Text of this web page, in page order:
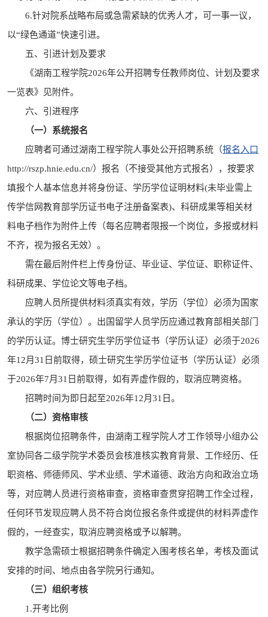
6.针对院系战略布局或急需紧缺的优秀人才，可一事一议，
以“绿色通道”快速引进。
五、引进计划及要求
《湖南工程学院2026年公开招聘专任教师岗位、计划及要求
一览表》见附件。
六、引进程序
（一）系统报名
应聘者可通过湖南工程学院人事处公开招聘系统（报名入口
http://rszp.hnie.edu.cn/）报名（不接受其他方式报名），按要求
填报个人基本信息并将身份证、学历学位证明材料(未毕业需上
传学信网教育部学历证书电子注册备案表)、科研成果等相关材
料电子档作为附件上传（每名应聘者限报一个岗位，多报或材料
不齐，视为报名无效）。
需在最后附件栏上传身份证、毕业证、学位证、职称证件、
科研成果、学位论文等电子档。
应聘人员所提供材料须真实有效，学历（学位）必须为国家
承认的学历（学位）。出国留学人员学历应通过教育部相关部门
的学历认证。博士研究生学历学位证书（学历认证）必须于2026
年12月31日前取得，硕士研究生学历学位证书（学历认证）必须
于2026年7月31日前取得，如有弄虚作假的，取消应聘资格。
招聘时间为即日起至2026年12月31日。
（二）资格审核
根据岗位招聘条件，由湖南工程学院人才工作领导小组办公
室协同各二级学院学术委员会核准核实教育背景、工作经历、任
职资格、师德师风、学术业绩、学术道德、政治方向和政治立场
等，对应聘人员进行资格审查，资格审查贯穿招聘工作全过程，
任何环节发现应聘人员不符合岗位报名条件或提供的材料弄虚作
假的，一经查实，取消应聘资格或予以解聘。
教学急需硕士根据招聘条件确定入围考核名单，考核及面试
安排的时间、地点由各学院另行通知。
（三）组织考核
1.开考比例